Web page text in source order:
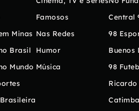
Minas
Brasil
Mundo
Famosos
Nas Redes
Humor
Música
Central
98
Buenos
98
Ricardo